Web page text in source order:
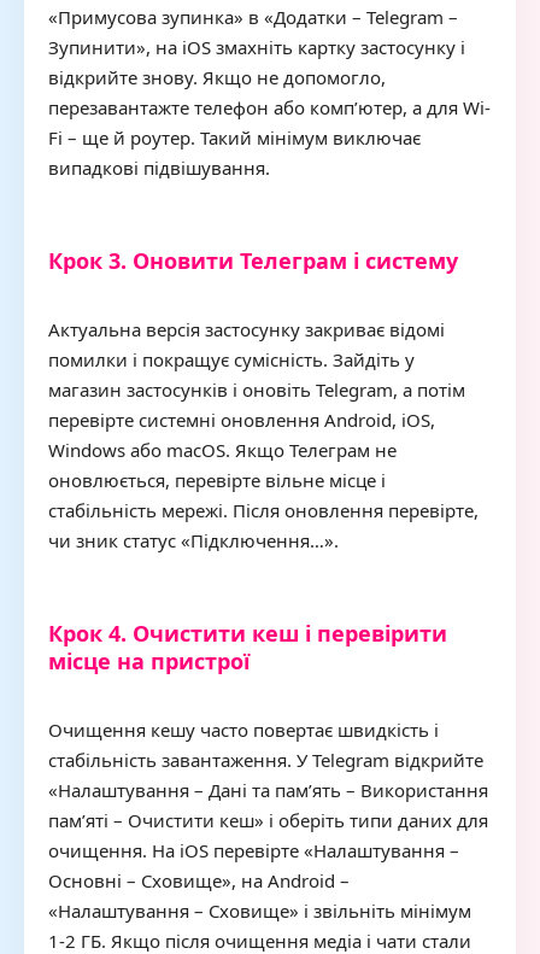
«Примусова зупинка» в «Додатки – Telegram –
Зупинити», на iOS змахніть картку застосунку і
відкрийте знову. Якщо не допомогло,
перезавантажте телефон або комп’ютер, а для Wi-
Fi – ще й роутер. Такий мінімум виключає
випадкові підвішування.
Крок 3. Оновити Телеграм і систему
Актуальна версія застосунку закриває відомі
помилки і покращує сумісність. Зайдіть у
магазин застосунків і оновіть Telegram, а потім
перевірте системні оновлення Android, iOS,
Windows або macOS. Якщо Телеграм не
оновлюється, перевірте вільне місце і
стабільність мережі. Після оновлення перевірте,
чи зник статус «Підключення…».
Крок 4. Очистити кеш і перевірити
місце на пристрої
Очищення кешу часто повертає швидкість і
стабільність завантаження. У Telegram відкрийте
«Налаштування – Дані та пам’ять – Використання
пам’яті – Очистити кеш» і оберіть типи даних для
очищення. На iOS перевірте «Налаштування –
Основні – Сховище», на Android –
«Налаштування – Сховище» і звільніть мінімум
1-2 ГБ. Якщо після очищення медіа і чати стали